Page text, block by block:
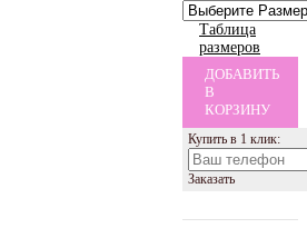
Таблица
размеров
ДОБАВИТЬ
В
КОРЗИНУ
Купить в 1 клик:
Заказать